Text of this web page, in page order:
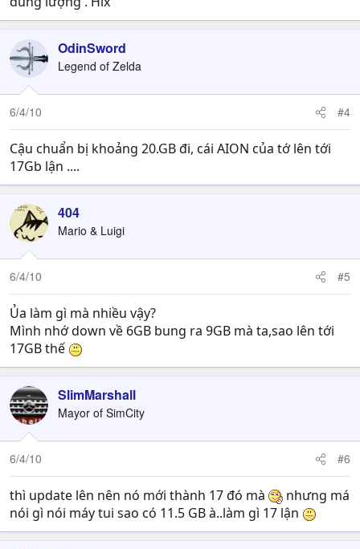
OdinSword
Legend of Zelda
6/4/10 #4
Cậu chuẩn bị khoảng 20.GB đi, cái AION của tớ lên tới
17Gb lận ....
404
Mario & Luigi
6/4/10 #5
Ủa làm gì mà nhiều vậy?
Mình nhớ down về 6GB bung ra 9GB mà ta,sao lên tới
17GB thế
SlimMarshall
Mayor of SimCity
6/4/10 #6
thì update lên nên nó mới thành 17 đó mà
nhưng má
nói gì nói máy tui sao có 11.5 GB à..làm gì 17 lận